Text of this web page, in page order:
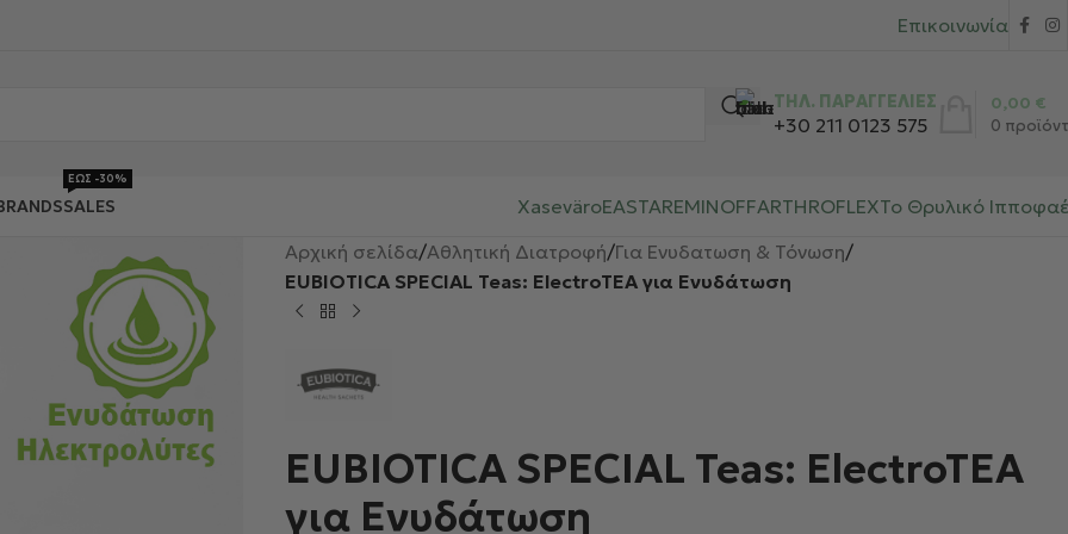
Επικοινωνία
ΤΗΛ. ΠΑΡΑΓΓΕΛΙΕΣ
+30 211 0123 575 0
0,00 €
SALES
ΕΩΣ -30%
XaseväroEASTAREMINOFFARTHROFLEXΤο Θρυλικό
Αρχική σελίδα/Αθλητική Διατροφή/Για Ενυδατωση & Τόνωση/
EUBIOTICA SPECIAL Teas: ElectroTEA για Ενυδάτωση
EUBIOTICA SPECIAL Teas: ElectroTEA
για Ενυδάτωση